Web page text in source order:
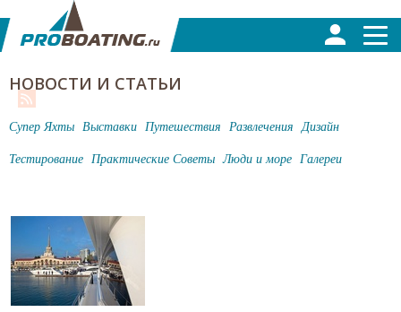
НОВОСТИ И СТАТЬИ
Супер Яхты Выставки Путешествия Развлечения Дизайн
Тестирование Практические Советы Люди и море Галереи